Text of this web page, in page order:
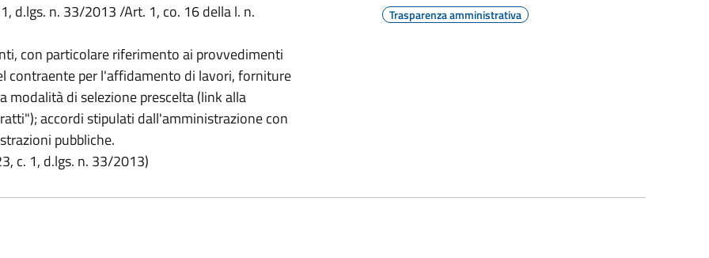
d.lgs. n. 33/2013 /Art. 1, co. 16 della l. n.
con particolare riferimento ai provvedimenti
contraente per l'affidamento di lavori, forniture
modalità di selezione prescelta (link alla
accordi stipulati dall'amministrazione con
pubbliche.
c. 1, d.lgs. n. 33/2013)
Trasparenza amministrativa